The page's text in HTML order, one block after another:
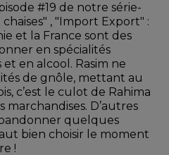
#19 de notre série-
, "Import Export" :
et la France sont des
en spécialités
en alcool. Rasim ne
de gnôle, mettant au
c’est le culot de Rahima
marchandises. D’autres
quelques
bien choisir le moment
!